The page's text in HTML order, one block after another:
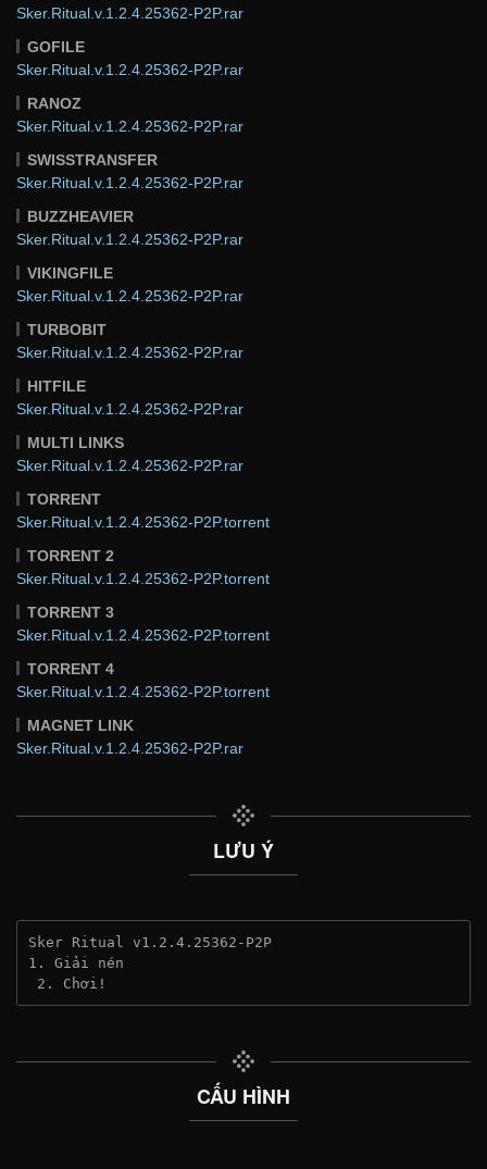
Sker.Ritual.v.1.2.4.25362-P2P.rar
GOFILE
Sker.Ritual.v.1.2.4.25362-P2P.rar
RANOZ
Sker.Ritual.v.1.2.4.25362-P2P.rar
SWISSTRANSFER
Sker.Ritual.v.1.2.4.25362-P2P.rar
BUZZHEAVIER
Sker.Ritual.v.1.2.4.25362-P2P.rar
VIKINGFILE
Sker.Ritual.v.1.2.4.25362-P2P.rar
TURBOBIT
Sker.Ritual.v.1.2.4.25362-P2P.rar
HITFILE
Sker.Ritual.v.1.2.4.25362-P2P.rar
MULTI LINKS
Sker.Ritual.v.1.2.4.25362-P2P.rar
TORRENT
Sker.Ritual.v.1.2.4.25362-P2P.torrent
TORRENT 2
Sker.Ritual.v.1.2.4.25362-P2P.torrent
TORRENT 3
Sker.Ritual.v.1.2.4.25362-P2P.torrent
TORRENT 4
Sker.Ritual.v.1.2.4.25362-P2P.torrent
MAGNET LINK
Sker.Ritual.v.1.2.4.25362-P2P.rar
LƯU Ý
Sker Ritual v1.2.4.25362-P2P
1. Giải nén
2. Chơi!
CẤU HÌNH